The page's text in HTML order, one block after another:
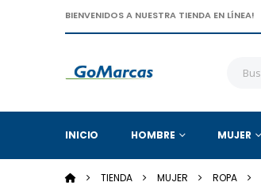
BIENVENIDOS A NUESTRA TIENDA EN LÍNEA!
INICIO HOMBRE MUJER
TIENDA MUJER ROPA